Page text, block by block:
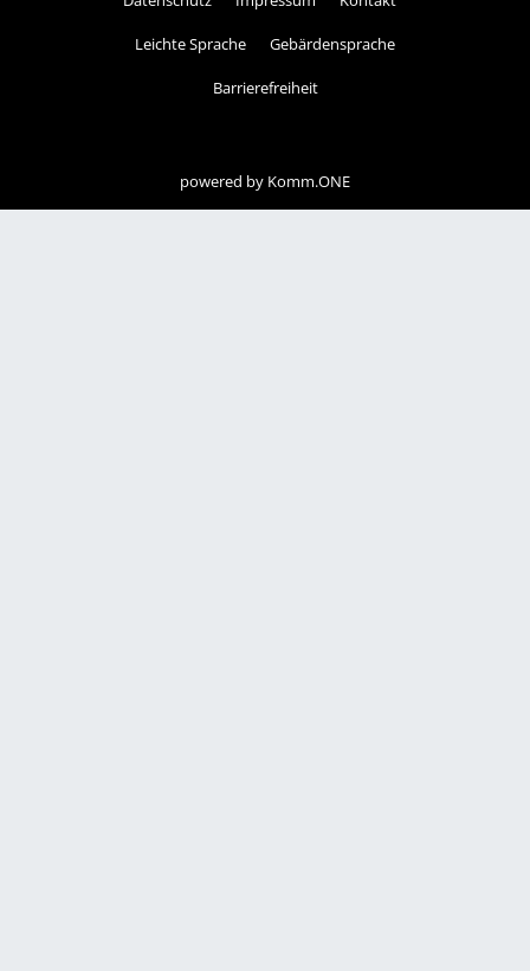
Leichte Sprache Gebärdensprache
Barrierefreiheit
powered by Komm.ONE